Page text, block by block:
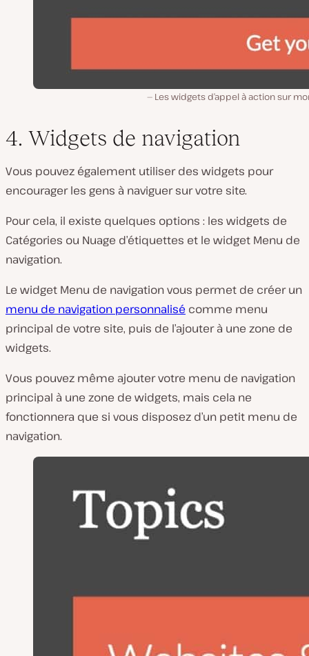
Les widgets d’appel à action sur
4. Widgets de navigation
Vous pouvez également utiliser des widgets pour
encourager les gens à naviguer sur votre site.
Pour cela, il existe quelques options : les widgets de
Catégories ou Nuage d’étiquettes et le widget Menu de
navigation.
Le widget Menu de navigation vous permet de créer un
menu de navigation personnalisé comme menu
principal de votre site, puis de l’ajouter à une zone de
widgets.
Vous pouvez même ajouter votre menu de navigation
principal à une zone de widgets, mais cela ne
fonctionnera que si vous disposez d’un petit menu de
navigation.